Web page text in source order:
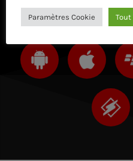
ÉCOUTEZ AVEC
Paramètres Cookie